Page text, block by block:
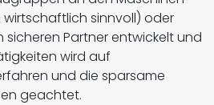
sinnvoll) oder
sicheren Partner entwickelt und
wird auf
und die sparsame
geachtet.